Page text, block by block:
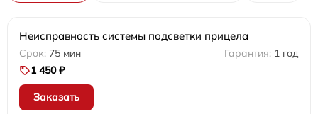
Неисправность системы подсветки прицела
75 мин
1 год
1 450 ₽
Заказать